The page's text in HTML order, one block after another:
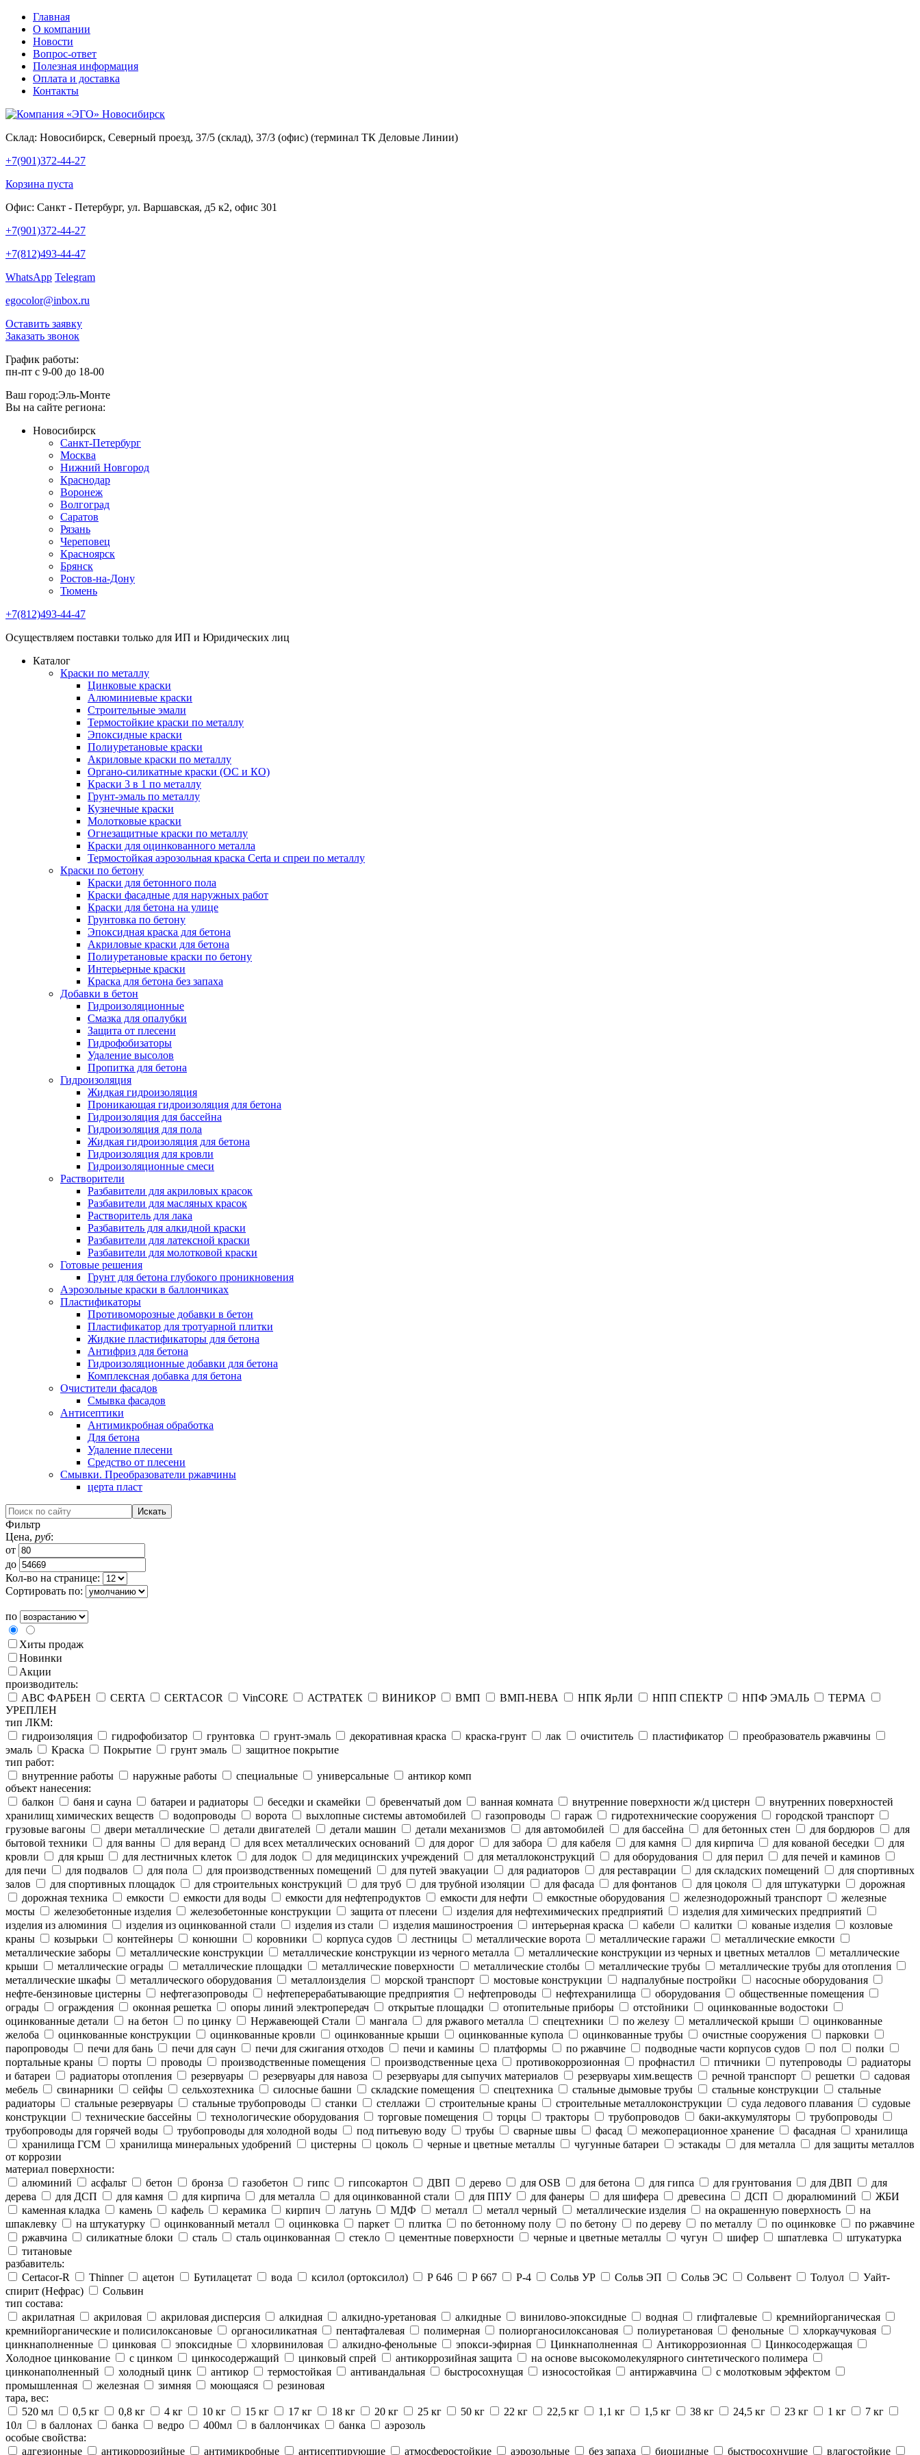
Главная
О компании
Новости
Вопрос-ответ
Полезная информация
Оплата и доставка
Контакты
Склад: Новосибирск, Северный проезд, 37/5 (склад), 37/3 (офис) (терминал ТК Деловые Линии)
+7(901)372-44-27
Корзина пуста
Офис: Санкт - Петербург, ул. Варшавская, д5 к2, офис 301
+7(901)372-44-27
+7(812)493-44-47
WhatsApp Telegram
egocolor@inbox.ru
Оставить заявку
Заказать звонок
График работы:
пн-пт с 9-00 до 18-00
Ваш город:Эль-Монте
Вы на сайте региона:
Новосибирск
Санкт-Петербург
Москва
Нижний Новгород
Краснодар
Воронеж
Волгоград
Саратов
Рязань
Череповец
Красноярск
Брянск
Ростов-на-Дону
Тюмень
+7(812)493-44-47
Осуществляем поставки только для ИП и Юридических лиц
Каталог
Краски по металлу
Цинковые краски
Алюминиевые краски
Строительные эмали
Термостойкие краски по металлу
Эпоксидные краски
Полиуретановые краски
Акриловые краски по металлу
Органо-силикатные краски (ОС и КО)
Краски 3 в 1 по металлу
Грунт-эмаль по металлу
Кузнечные краски
Молотковые краски
Огнезащитные краски по металлу
Краски для оцинкованного металла
Термостойкая аэрозольная краска Certa и спреи по металлу
Краски по бетону
Краски для бетонного пола
Краски фасадные для наружных работ
Краски для бетона на улице
Грунтовка по бетону
Эпоксидная краска для бетона
Акриловые краски для бетона
Полиуретановые краски по бетону
Интерьерные краски
Краска для бетона без запаха
Добавки в бетон
Гидроизоляционные
Смазка для опалубки
Защита от плесени
Гидрофобизаторы
Удаление высолов
Пропитка для бетона
Гидроизоляция
Жидкая гидроизоляция
Проникающая гидроизоляция для бетона
Гидроизоляция для бассейна
Гидроизоляция для пола
Жидкая гидроизоляция для бетона
Гидроизоляция для кровли
Гидроизоляционные смеси
Растворители
Разбавители для акриловых красок
Разбавители для масляных красок
Растворитель для лака
Разбавитель для алкидной краски
Разбавители для латексной краски
Разбавители для молотковой краски
Готовые решения
Грунт для бетона глубокого проникновения
Аэрозольные краски в баллончиках
Пластификаторы
Противоморозные добавки в бетон
Пластификатор для тротуарной плитки
Жидкие пластификаторы для бетона
Антифриз для бетона
Гидроизоляционные добавки для бетона
Комплексная добавка для бетона
Очистители фасадов
Смывка фасадов
Антисептики
Антимикробная обработка
Для бетона
Удаление плесени
Средство от плесени
Смывки. Преобразователи ржавчины
церта пласт
Фильтр
Цена, руб:
от
до
Кол-во на странице:
Сортировать по:
по
Хиты продаж
Новинки
Акции
производитель:
ABC ФАРБЕН
CERTA CERTACOR VinCORE АСТРАТЕК ВИНИКОР ВМП ВМП-НЕВА НПК ЯрЛИ НПП СПЕКТР НПФ ЭМАЛЬ
ТЕРМА
УРЕПЛЕН
тип ЛКМ:
гидроизоляция
гидрофобизатор грунтовка грунт-эмаль декоративная краска краска-грунт лак очиститель пластификатор
преобразователь ржавчины
эмаль
Краска Покрытие грунт эмаль
защитное покрытие
тип работ:
внутренние работы
наружные работы специальные универсальные
антикор комп
объект нанесения:
балкон
баня и сауна батареи и радиаторы беседки и скамейки бревенчатый дом ванная комната внутренние поверхности ж/д цистерн
внутренних поверхностей
хранилищ химических веществ
водопроводы ворота выхлопные системы автомобилей газопроводы гараж гидротехнические сооружения
городской транспорт
грузовые вагоны
двери металлические детали двигателей детали машин детали механизмов для автомобилей для бассейна для бетонных стен для бордюров
для
бытовой техники
для ванны для веранд для всех металлических оснований для дорог для забора для кабеля для камня для кирпича для кованой беседки
для
кровли
для крыш для лестничных клеток для лодок для медицинских учреждений для металлоконструкций для оборудования для перил
для печей и каминов
для печи
для подвалов для пола для производственных помещений для путей эвакуации для радиаторов для реставрации для складских помещений
для спортивных
залов
для спортивных площадок для строительных конструкций для труб для трубной изоляции для фасада для фонтанов для цоколя для штукатурки
дорожная
дорожная техника
емкости емкости для воды емкости для нефтепродуктов емкости для нефти емкостные оборудования железнодорожный транспорт
железные
мосты
железобетонные изделия железобетонные конструкции защита от плесени изделия для нефтехимических предприятий
изделия для химических предприятий
изделия из алюминия
изделия из оцинкованной стали изделия из стали изделия машиностроения интерьерная краска кабели калитки кованые изделия
козловые
краны
козырьки контейнеры конюшни коровники корпуса судов лестницы металлические ворота металлические гаражи
металлические емкости
металлические заборы
металлические конструкции металлические конструкции из черного металла металлические конструкции из черных и цветных металлов
металлические
крыши
металлические ограды металлические площадки металлические поверхности металлические столбы металлические трубы
металлические трубы для отопления
металлические шкафы
металлического оборудования металлоизделия морской транспорт мостовые конструкции надпалубные постройки
насосные оборудования
нефте-бензиновые цистерны
нефтегазопроводы нефтеперерабатывающие предприятия нефтепроводы нефтехранилища оборудования
общественные помещения
ограды
ограждения оконная решетка опоры линий электропередач открытые площадки отопительные приборы отстойники
оцинкованные водостоки
оцинкованные детали
на бетон по цинку Нержавеющей Стали мангала для ржавого металла спецтехники по железу металлической крыши
оцинкованные
желоба
оцинкованные конструкции оцинкованные кровли оцинкованные крыши оцинкованные купола оцинкованные трубы очистные сооружения
парковки
паропроводы
печи для бань печи для саун печи для сжигания отходов печи и камины платформы по ржавчине подводные части корпусов судов пол
полки
портальные краны
порты проводы производственные помещения производственные цеха противокоррозионная профнастил птичники путепроводы
радиаторы
и батареи
радиаторы отопления резервуары резервуары для навоза резервуары для сыпучих материалов резервуары хим.веществ речной транспорт решетки
садовая
мебель
свинарники сейфы сельхозтехника силосные башни складские помещения спецтехника стальные дымовые трубы стальные конструкции
стальные
радиаторы
стальные резервуары стальные трубопроводы станки стеллажи строительные краны строительные металлоконструкции суда ледового плавания
судовые
конструкции
технические бассейны технологические оборудования торговые помещения торцы тракторы трубопроводов баки-аккумуляторы
трубопроводы
трубопроводы для горячей воды
трубопроводы для холодной воды под питьевую воду трубы сварные швы фасад межоперационное хранение фасадная
хранилища
хранилища ГСМ
хранилища минеральных удобрений цистерны цоколь черные и цветные металлы чугунные батареи эстакады для металла
для защиты металлов
от коррозии
материал поверхности:
алюминий
асфальт бетон бронза газобетон гипс гипсокартон ДВП дерево для OSB для бетона для гипса для грунтования для ДВП
для
дерева
для ДСП для камня для кирпича для металла для оцинкованной стали для ППУ для фанеры для шифера древесина ДСП дюралюминий
ЖБИ
каменная кладка
камень кафель керамика кирпич латунь МДФ металл металл черный металлические изделия на окрашенную поверхность
на
шпаклевку
на штукатурку оцинкованный металл оцинковка паркет плитка по бетонному полу по бетону по дереву по металлу по оцинковке
по ржавчине
ржавчина
силикатные блоки сталь сталь оцинкованная стекло цементные поверхности черные и цветные металлы чугун шифер шпатлевка
штукатурка
титановые
разбавитель:
Certacor-R
Thinner ацетон Бутилацетат вода ксилол (ортоксилол) Р 646 Р 667 Р-4 Сольв УР Сольв ЭП Сольв ЭС Сольвент Толуол
Уайт-
спирит (Нефрас)
Сольвин
тип состава:
акрилатная
акриловая акриловая дисперсия алкидная алкидно-уретановая алкидные винилово-эпоксидные водная глифталевые
кремнийорганическая
кремнийорганические и полисилоксановые
органосиликатная пентафталевая полимерная полиорганосилоксановая полиуретановая фенольные
хлоркаучуковая
цинкнаполненные
цинковая эпоксидные хлорвиниловая алкидно-фенольные эпокси-эфирная Цинкнаполненная Антикоррозионная
Цинкосодержащая
Холодное цинкование
с цинком цинкосодержащий цинковый спрей антикоррозийная защита
на основе высокомолекулярного синтетического полимера
цинконаполненный
холодный цинк антикор термостойкая антивандальная быстросохнущая износостойкая антиржавчина
с молотковым эффектом
промышленная
железная зимняя моющаяся
резиновая
тара, вес:
520 мл
0,5 кг 0,8 кг 4 кг 10 кг 15 кг 17 кг 18 кг 20 кг 25 кг 50 кг 22 кг 22,5 кг 1,1 кг 1,5 кг 38 кг 24,5 кг 23 кг 1 кг
7 кг
10л
в баллонах банка ведро 400мл в баллончиках банка
аэрозоль
особые свойства:
адгезионные
антикоррозийные антимикробные антисептирующие атмосферостойкие аэрозольные без запаха биоцидные быстросохнущие влагостойкие